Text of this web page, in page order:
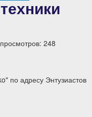
248
по адресу Энтузиастов